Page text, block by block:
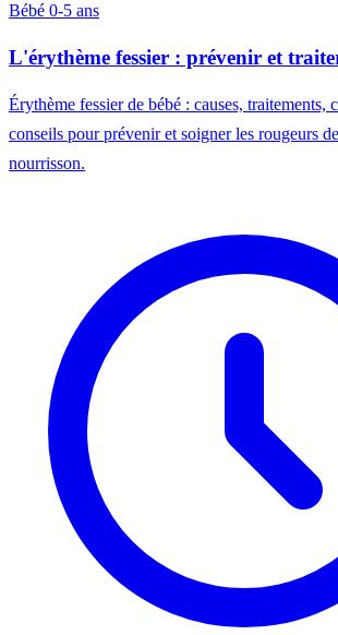
Bébé 0-5 ans
L'érythème fessier : prévenir et
Érythème fessier de bébé : causes, traitements,
conseils pour prévenir et soigner les rougeurs
nourrisson.